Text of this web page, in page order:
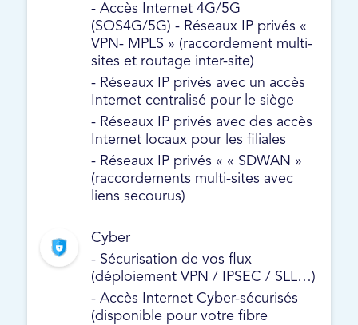
- Accès Internet 4G/5G
(SOS4G/5G) - Réseaux IP privés «
VPN- MPLS » (raccordement multi-
sites et routage inter-site)
- Réseaux IP privés avec un accès
Internet centralisé pour le siège
- Réseaux IP privés avec des accès
Internet locaux pour les filiales
- Réseaux IP privés « « SDWAN »
(raccordements multi-sites avec
liens secourus)
Cyber
- Sécurisation de vos flux
(déploiement VPN / IPSEC / SLL…)
- Accès Internet Cyber-sécurisés
(disponible pour votre fibre